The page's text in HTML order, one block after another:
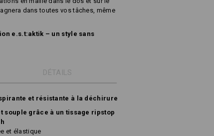
dans toutes vos tâches, même
e.s.t:aktik – un style sans
DÉTAILS
et résistante à la déchirure
souple grâce à un tissage ripstop
et élastique